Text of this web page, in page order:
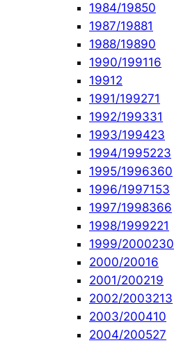
1984/19850
1987/19881
1988/19890
1990/199116
19912
1991/199271
1992/199331
1993/199423
1994/1995223
1995/1996360
1996/1997153
1997/1998366
1998/1999221
1999/2000230
2000/20016
2001/200219
2002/2003213
2003/200410
2004/200527